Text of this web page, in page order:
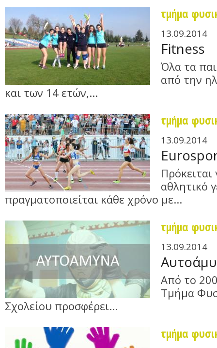
τμήμα
13.09.2014
Fitness
Όλα τα
από την
και των 14 ετών,...
τμήμα
13.09.2014
Πρόκειται
αθλητικό
πραγματοποιείται κάθε χρόνο με...
τμήμα
13.09.2014
Από το
Τμήμα
Σχολείου προσφέρει...
τμήμα